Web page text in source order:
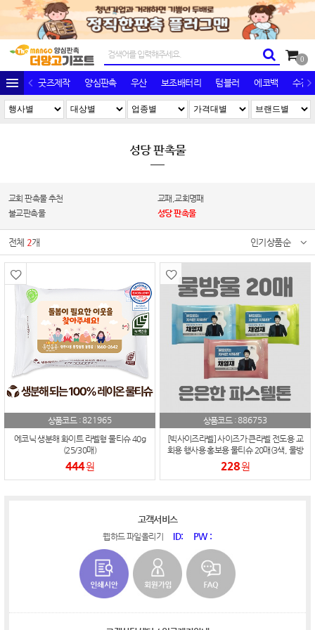
0
굿즈제작 양심판촉 우산 보조배터리 텀블러 에코백 수건/
성당 판촉물
교회 판촉물 추천
교패,교회명패
불교판촉물
성당 판촉물
전체 2개 인기상품순
상품코드 :821965
에코닉 생분해 화이트 라벨형 물티슈 40g
(25/30매)
444원
상품코드 :886753
[빅사이즈라벨] 사이즈가 큰라벨 전도용 교
회용 행사용 홍보용 물티슈 20매(3색, 물방
울무늬 케이스)
228원
고객서비스
웹하드 파일올리기 ID: PW :